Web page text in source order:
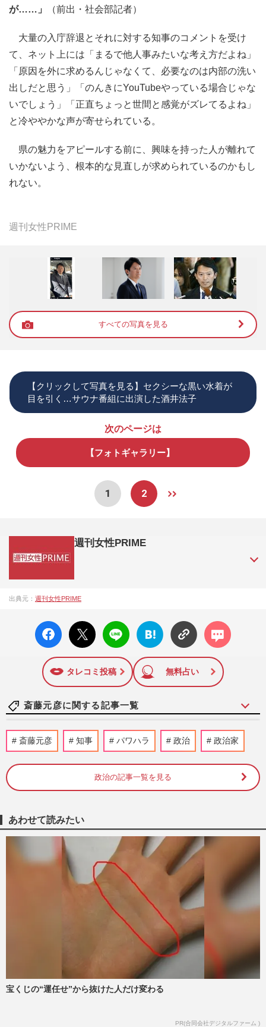
が……」
（前出・社会部記者）
大量の入庁辞退とそれに対する知事のコメントを受け
て、ネット上には「まるで他人事みたいな考え方だよね」
「原因を外に求めるんじゃなくて、必要なのは内部の洗い
出しだと思う」「のんきにYouTubeやっている場合じゃな
いでしょう」「正直ちょっと世間と感覚がズレてるよね」
と冷ややかな声が寄せられている。
県の魅力をアピールする前に、興味を持った人が離れて
いかないよう、根本的な見直しが求められているのかもし
れない。
週刊女性PRIME
すべての写真を見る
【クリックして写真を見る】セクシーな黒い水着が
目を引く…サウナ番組に出演した酒井法子
次のページは
【フォトギャラリー】
1 2
週刊女性PRIME
成27年）1月に開設された主婦と生活社が運営する日本のニュ
陣の執筆記事を配信するほか、女性週刊誌『週刊女性』の誌
面に掲載された記事から、インターネット利用者層にとって
特に関心の高い題材の記事を、WEB向けにリライトして配信
しています！
出典元： 週刊女性PRIME
facebo
ok い
X ポス
ト
LINE
はてな
ブック
に追加
コメン
ト
タレコミ投稿 無料占い
斎藤元彦に関する記事一覧
兵庫県・斎藤元彦知事『終戦の日』に“公
務”で甲子園観戦し式典欠席、後追い投稿
佐々木博之 2025/8/21
切」元県民局長の“処分理由”が物議、私的
文書「晒し」のロジック
「斎藤元彦問題」の余波、立花孝志氏
に“情報漏洩”した疑いの議員たちが口を開
き始めた「無理な言い訳」
N党・立花孝志氏、元県議の自死をめぐ
り“誤情報”拡散で謝罪も「神経疑う」「処
罰して」お咎めなしに疑問…
週刊女性PRIME
中居正広、9000万円女性トラブルが失態続
斎藤元彦 知事 パワハラ 政治 政治家
政治の記事一覧を見る
あわせて読みたい
宝くじの“運任せ”から抜けた人だけ変わる
PR(合同会社デジタルファーム )